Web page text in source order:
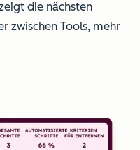
die nächsten
zwischen Tools, mehr